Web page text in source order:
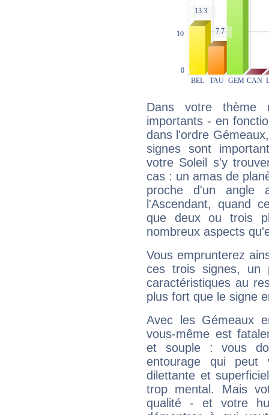
Dans votre thème
importants - en
dans l'ordre
signes sont
votre Soleil s'y
cas : un amas de
proche d'un
l'Ascendant, quand
que deux ou trois
nombreux aspects
Vous emprunterez
ces trois signes, un
caractéristiques au
plus fort que le signe
Avec les Gémeaux
vous-même est
et souple : vous
entourage qui
dilettante et
trop mental. Mais
qualité - et votre